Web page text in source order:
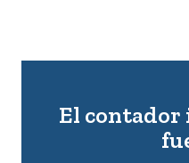
El contador